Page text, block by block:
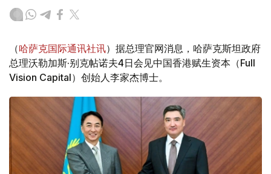
（哈萨克国际通讯社讯）据总理官网消息，哈萨克斯坦政府
总理沃勒加斯·别克帖诺夫4日会见中国香港赋生资本（Full
Vision Capital）创始人李家杰博士。